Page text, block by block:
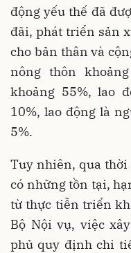
động yếu thế đã
đãi, phát triển sản
cho bản thân và
nông thôn
khoảng 55%, lao
10%, lao động là
5%.
Tuy nhiên, qua
có những tồn tại,
từ thực tiễn triển
Bộ Nội vụ, việc
phủ quy định chi